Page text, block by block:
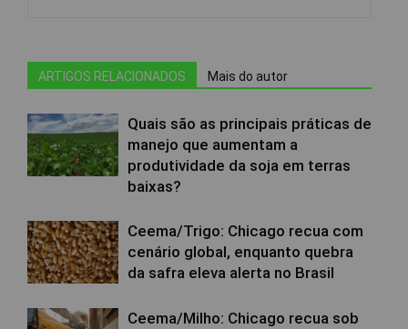
ARTIGOS RELACIONADOS Mais do autor
Quais são as principais práticas de
manejo que aumentam a
produtividade da soja em terras
baixas?
Ceema/Trigo: Chicago recua com
cenário global, enquanto quebra
da safra eleva alerta no Brasil
Ceema/Milho: Chicago recua sob